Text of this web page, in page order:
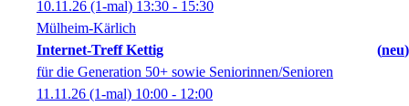
10.11.26 (1-mal) 13:30 - 15:30
Mülheim-Kärlich
Internet-Treff Kettig
neu
für die Generation 50+ sowie Seniorinnen/Senioren
11.11.26 (1-mal) 10:00 - 12:00